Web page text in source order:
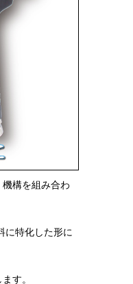
構を組み合わ
に特化した形に
す。